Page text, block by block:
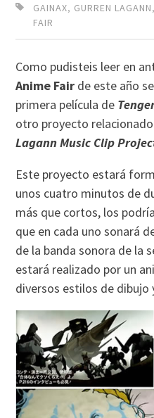
GAINAX, GURREN LAGANN
FAIR
Como pudisteis leer en
Anime Fair de este año
primera película de
otro proyecto
Lagann Music Clip
Este proyecto estará
unos cuatro minutos de
más que cortos, los
que en cada uno sonará
de la banda sonora de la
estará realizado por un
diversos estilos de dibujo